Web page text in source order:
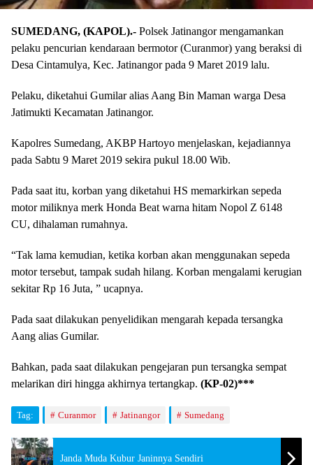
SUMEDANG, (KAPOL).- Polsek Jatinangor mengamankan
pelaku pencurian kendaraan bermotor (Curanmor) yang beraksi di
Desa Cintamulya, Kec. Jatinangor pada 9 Maret 2019 lalu.
Pelaku, diketahui Gumilar alias Aang Bin Maman warga Desa
Jatimukti Kecamatan Jatinangor.
Kapolres Sumedang, AKBP Hartoyo menjelaskan, kejadiannya
pada Sabtu 9 Maret 2019 sekira pukul 18.00 Wib.
Pada saat itu, korban yang diketahui HS memarkirkan sepeda
motor miliknya merk Honda Beat warna hitam Nopol Z 6148
CU, dihalaman rumahnya.
“Tak lama kemudian, ketika korban akan menggunakan sepeda
motor tersebut, tampak sudah hilang. Korban mengalami kerugian
sekitar Rp 16 Juta, ” ucapnya.
Pada saat dilakukan penyelidikan mengarah kepada tersangka
Aang alias Gumilar.
Bahkan, pada saat dilakukan pengejaran pun tersangka sempat
melarikan diri hingga akhirnya tertangkap. (KP-02)***
Tag: Curanmor Jatinangor Sumedang
Janda Muda Kubur Janinnya Sendiri